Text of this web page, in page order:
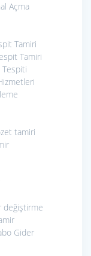
Açma
Tamiri
Tamiri
Tespiti
tamiri
değiştirme
Gider